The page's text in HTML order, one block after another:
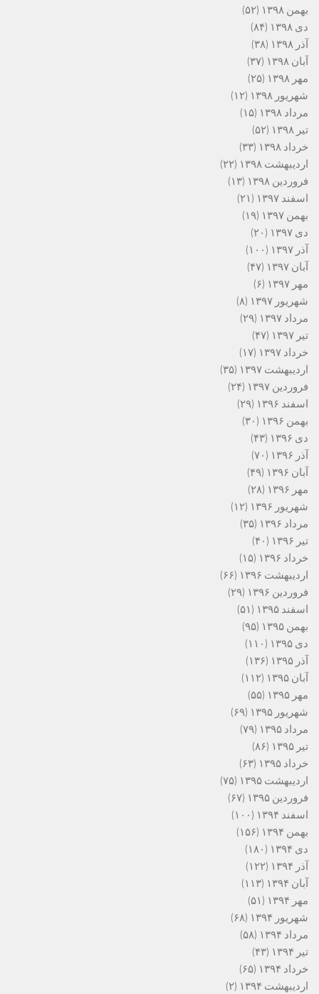
بهمن ۱۳۹۸
(۵۲)
دی ۱۳۹۸
(۸۴)
آذر ۱۳۹۸
(۳۸)
آبان ۱۳۹۸
(۳۷)
مهر ۱۳۹۸
(۲۵)
شهریور ۱۳۹۸
(۱۲)
مرداد ۱۳۹۸
(۱۵)
تیر ۱۳۹۸
(۵۲)
خرداد ۱۳۹۸
(۳۳)
اردیبهشت ۱۳۹۸
(۲۲)
فروردین ۱۳۹۸
(۱۳)
اسفند ۱۳۹۷
(۲۱)
بهمن ۱۳۹۷
(۱۹)
دی ۱۳۹۷
(۲۰)
آذر ۱۳۹۷
(۱۰۰)
آبان ۱۳۹۷
(۴۷)
مهر ۱۳۹۷
(۶)
شهریور ۱۳۹۷
(۸)
مرداد ۱۳۹۷
(۲۹)
تیر ۱۳۹۷
(۴۷)
خرداد ۱۳۹۷
(۱۷)
اردیبهشت ۱۳۹۷
(۳۵)
فروردین ۱۳۹۷
(۲۴)
اسفند ۱۳۹۶
(۲۹)
بهمن ۱۳۹۶
(۳۰)
دی ۱۳۹۶
(۴۳)
آذر ۱۳۹۶
(۷۰)
آبان ۱۳۹۶
(۴۹)
مهر ۱۳۹۶
(۲۸)
شهریور ۱۳۹۶
(۱۲)
مرداد ۱۳۹۶
(۳۵)
تیر ۱۳۹۶
(۴۰)
خرداد ۱۳۹۶
(۱۵)
اردیبهشت ۱۳۹۶
(۶۶)
فروردین ۱۳۹۶
(۲۹)
اسفند ۱۳۹۵
(۵۱)
بهمن ۱۳۹۵
(۹۵)
دی ۱۳۹۵
(۱۱۰)
آذر ۱۳۹۵
(۱۳۶)
آبان ۱۳۹۵
(۱۱۲)
مهر ۱۳۹۵
(۵۵)
شهریور ۱۳۹۵
(۶۹)
مرداد ۱۳۹۵
(۷۹)
تیر ۱۳۹۵
(۸۶)
خرداد ۱۳۹۵
(۶۳)
اردیبهشت ۱۳۹۵
(۷۵)
فروردین ۱۳۹۵
(۶۷)
اسفند ۱۳۹۴
(۱۰۰)
بهمن ۱۳۹۴
(۱۵۶)
دی ۱۳۹۴
(۱۸۰)
آذر ۱۳۹۴
(۱۲۲)
آبان ۱۳۹۴
(۱۱۳)
مهر ۱۳۹۴
(۵۱)
شهریور ۱۳۹۴
(۶۸)
مرداد ۱۳۹۴
(۵۸)
تیر ۱۳۹۴
(۴۳)
خرداد ۱۳۹۴
(۶۵)
اردیبهشت ۱۳۹۴
(۲)